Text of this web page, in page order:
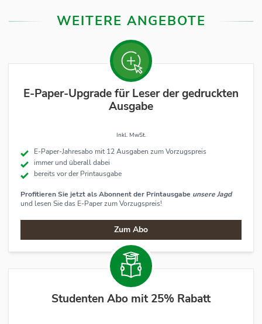
WEITERE ANGEBOTE
E-Paper-Upgrade für Leser der gedruckten
Ausgabe
Inkl. MwSt.
E-Paper-Jahresabo mit 12 Ausgaben zum Vorzugspreis
immer und überall dabei
bereits vor der Printausgabe
Profitieren Sie jetzt als Abonnent der Printausgabe unsere Jagd
und lesen Sie das E-Paper zum Vorzugspreis!
Zum Abo
Studenten Abo mit 25% Rabatt